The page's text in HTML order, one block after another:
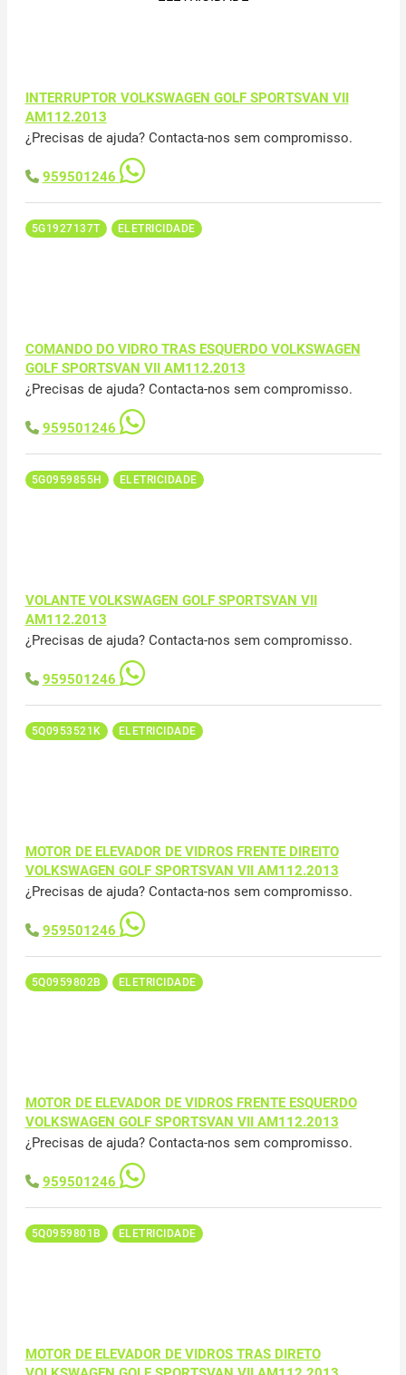
INTERRUPTOR VOLKSWAGEN GOLF SPORTSVAN VII
AM112.2013
¿Precisas de ajuda? Contacta-nos sem compromisso.
959501246
5G1927137T ELETRICIDADE
COMANDO DO VIDRO TRAS ESQUERDO VOLKSWAGEN
GOLF SPORTSVAN VII AM112.2013
¿Precisas de ajuda? Contacta-nos sem compromisso.
959501246
5G0959855H ELETRICIDADE
VOLANTE VOLKSWAGEN GOLF SPORTSVAN VII
AM112.2013
¿Precisas de ajuda? Contacta-nos sem compromisso.
959501246
5Q0953521K ELETRICIDADE
MOTOR DE ELEVADOR DE VIDROS FRENTE DIREITO
VOLKSWAGEN GOLF SPORTSVAN VII AM112.2013
¿Precisas de ajuda? Contacta-nos sem compromisso.
959501246
5Q0959802B ELETRICIDADE
MOTOR DE ELEVADOR DE VIDROS FRENTE ESQUERDO
VOLKSWAGEN GOLF SPORTSVAN VII AM112.2013
¿Precisas de ajuda? Contacta-nos sem compromisso.
959501246
5Q0959801B ELETRICIDADE
MOTOR DE ELEVADOR DE VIDROS TRAS DIRETO